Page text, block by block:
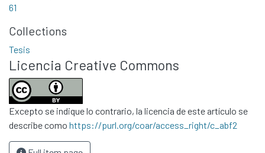
61
Collections
Tesis
Licencia Creative Commons
Excepto se indique lo contrario, la licencia de este artículo se
describe como https://purl.org/coar/access_right/c_abf2